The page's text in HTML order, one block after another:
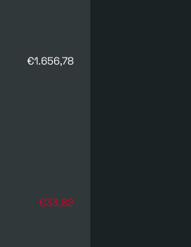
€1.656,78
€33,82